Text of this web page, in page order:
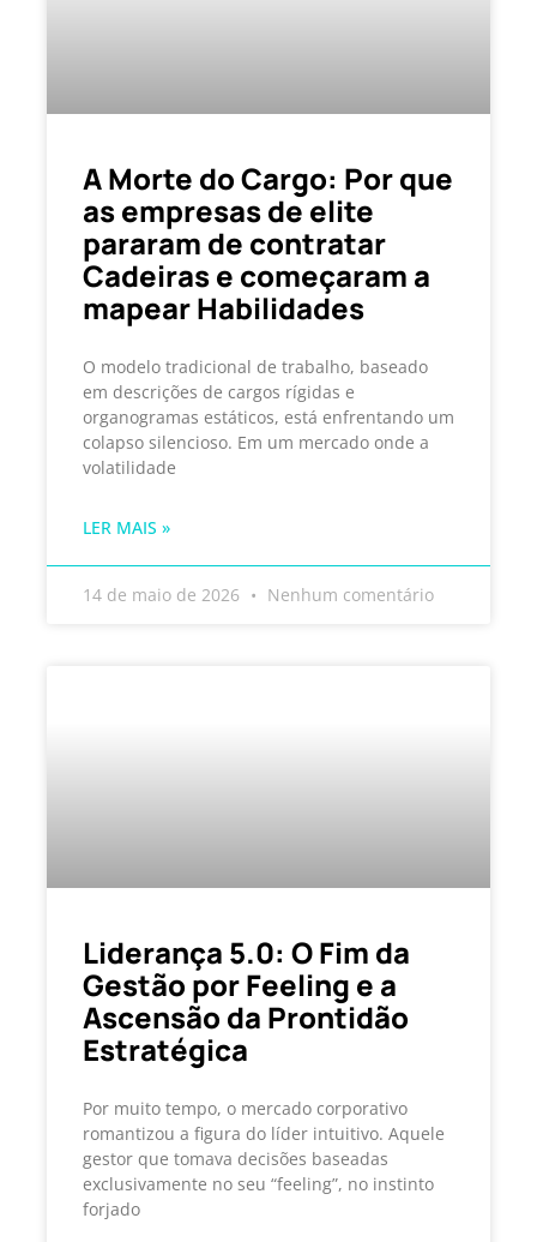
A Morte do Cargo: Por que
as empresas de elite
pararam de contratar
Cadeiras e começaram a
mapear Habilidades
O modelo tradicional de trabalho, baseado
em descrições de cargos rígidas e
organogramas estáticos, está enfrentando um
colapso silencioso. Em um mercado onde a
volatilidade
LER MAIS »
14 de maio de 2026 Nenhum comentário
Liderança 5.0: O Fim da
Gestão por Feeling e a
Ascensão da Prontidão
Estratégica
Por muito tempo, o mercado corporativo
romantizou a figura do líder intuitivo. Aquele
gestor que tomava decisões baseadas
exclusivamente no seu “feeling”, no instinto
forjado